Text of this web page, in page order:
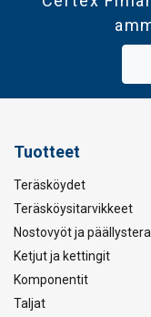
Tuotteet
Teräsköydet
Teräsköysitarvikkeet
Nostovyöt ja
Ketjut ja kettingit
Komponentit
Taljat